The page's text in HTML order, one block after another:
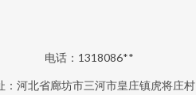
电话：1318086**
：河北省廊坊市三河市皇庄镇虎将庄村